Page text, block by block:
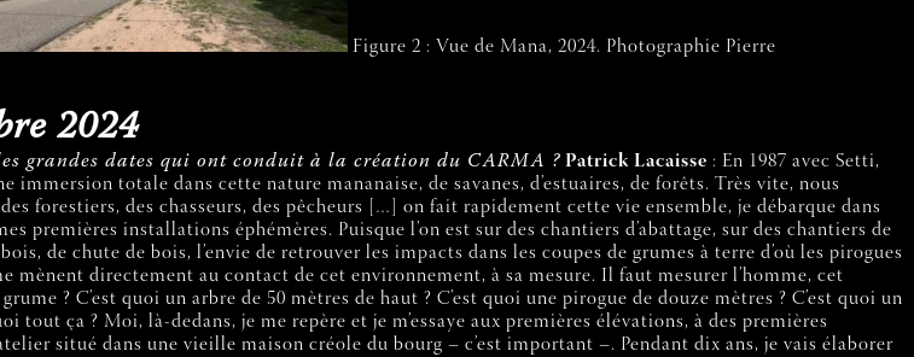
Figure 2 : Vue de Mana, 2024. Photographie Pierre
2024
grandes dates qui ont conduit à la création du CARMA ? Patrick Lacaisse : En 1987 avec Setti,
totale dans cette nature mananaise, de savanes, d’estuaires, de forêts. Très vite, nous
forestiers, des chasseurs, des pêcheurs […] on fait rapidement cette vie ensemble, je débarque dans
installations éphémères. Puisque l’on est sur des chantiers d’abattage, sur des chantiers de
de chute de bois, l’envie de retrouver les impacts dans les coupes de grumes à terre d’où les pirogues
mènent directement au contact de cet environnement, à sa mesure. Il faut mesurer l’homme, cet
? C’est quoi un arbre de 50 mètres de haut ? C’est quoi une pirogue de douze mètres ? C’est quoi un
ça ? Moi, là-dedans, je me repère et je m’essaye aux premières élévations, à des premières
situé dans une vieille maison créole du bourg – c’est important –. Pendant dix ans, je vais élaborer